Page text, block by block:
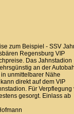
zum Beispiel - SSV
Regensburg VIP
Das Jahnstadion
an der
unmittelbarer Nähe
direkt auf dem VIP
Für Verpflegung
gesorgt. Einlass ab